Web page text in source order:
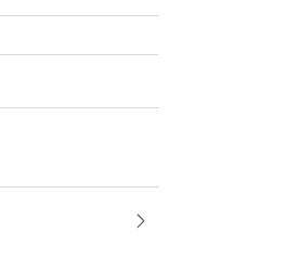
下さい。
しています。ご